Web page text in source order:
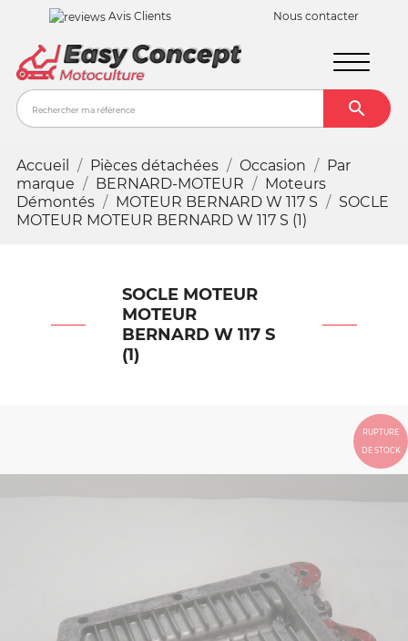
Avis Clients Nous contacter

Accueil Pièces détachées Occasion
Par
marque
BERNARD-MOTEUR
Moteurs
Démontés
MOTEUR BERNARD W 117 S
SOCLE
MOTEUR MOTEUR BERNARD W 117 S (1)
SOCLE MOTEUR
MOTEUR
BERNARD W 117 S
(1)
RUPTURE
DE STOCK